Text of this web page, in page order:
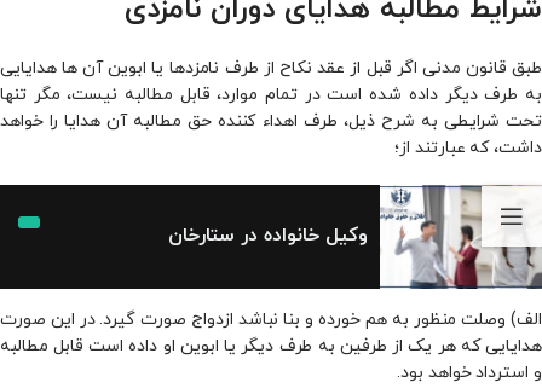
شرایط مطالبه هدایای دوران نامزدی
طبق قانون مدنی اگر قبل از عقد نکاح از طرف نامزدها یا ابوین آن ها هدایایى
به طرف دیگر داده شده است در تمام موارد، قابل مطالبه نیست، مگر تنها
تحت شرایطى به­ شرح ذیل، طرف اهداء کننده حق مطالبه آن هدایا را خواهد
داشت، که عبارتند از؛
وکیل خانواده در ستارخان
الف) وصلت منظور به هم خورده و بنا نباشد ازدواج صورت گیرد. در این صورت
هدایایى که هر یک از طرفین به طرف دیگر یا ابوین او داده است قابل مطالبه
و استرداد خواهد بود.